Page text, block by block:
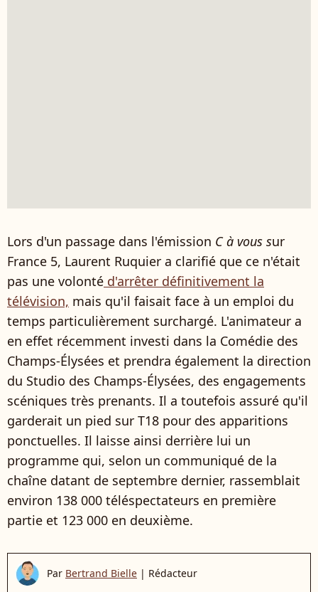
Lors d'un passage dans l'émission C à vous sur
France 5, Laurent Ruquier a clarifié que ce n'était
pas une volonté d'arrêter définitivement la
télévision, mais qu'il faisait face à un emploi du
temps particulièrement surchargé. L'animateur a
en effet récemment investi dans la Comédie des
Champs-Élysées et prendra également la direction
du Studio des Champs-Élysées, des engagements
scéniques très prenants. Il a toutefois assuré qu'il
garderait un pied sur T18 pour des apparitions
ponctuelles. Il laisse ainsi derrière lui un
programme qui, selon un communiqué de la
chaîne datant de septembre dernier, rassemblait
environ 138 000 téléspectateurs en première
partie et 123 000 en deuxième.
Par Bertrand Bielle | Rédacteur